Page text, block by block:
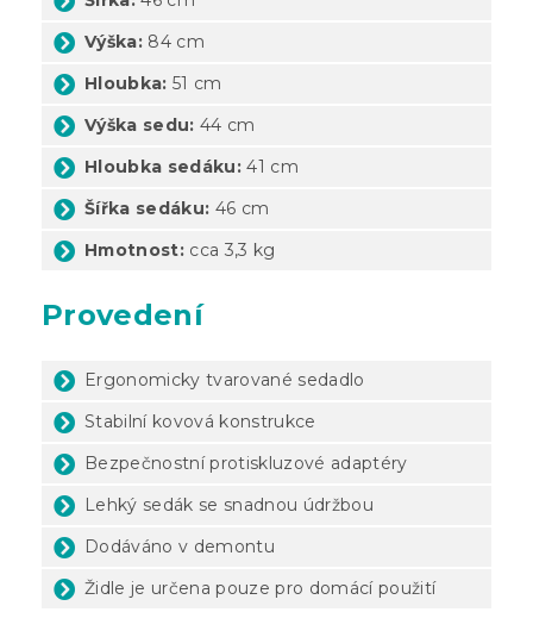
Výška: 84 cm
Hloubka: 51 cm
Výška sedu: 44 cm
Hloubka sedáku: 41 cm
Šířka sedáku: 46 cm
Hmotnost: cca 3,3 kg
Provedení
Ergonomicky tvarované sedadlo
Stabilní kovová konstrukce
Bezpečnostní protiskluzové adaptéry
Lehký sedák se snadnou údržbou
Dodáváno v demontu
Židle je určena pouze pro domácí použití